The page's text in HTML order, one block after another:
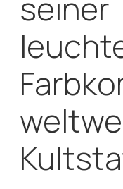
Maschine entsprechend ein.
gibt, desto komplexer wird
Effekt sind sehr komplex.
Strickdesigner benötigt
Programmierung, und die
eines auf diese Weise
stricken. Aufgrund der
werden auch spezielle
Allerdings sind nur wenige
Lage, mehrfarbige Garne
Rohmaterial zeitaufwendig
schwer auf Vorrat zu
der für die Herstellung
betrieben wird,